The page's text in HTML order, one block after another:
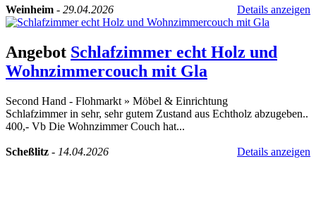
Weinheim - 29.04.2026 Details anzeigen
Angebot Schlafzimmer echt Holz und
Wohnzimmercouch mit Gla
Second Hand - Flohmarkt » Möbel & Einrichtung
Schlafzimmer in sehr, sehr gutem Zustand aus Echtholz abzugeben..
400,- Vb Die Wohnzimmer Couch hat...
Scheßlitz - 14.04.2026 Details anzeigen